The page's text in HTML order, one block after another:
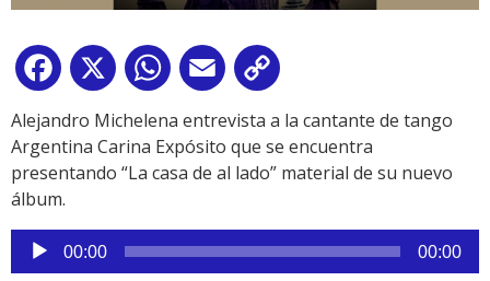
Facebook
X WhatsApp
Email
Link
Alejandro Michelena entrevista a la cantante de tango
Argentina Carina Expósito que se encuentra
presentando “La casa de al lado” material de su nuevo
álbum.
Reproductor
de
00:00 00:00